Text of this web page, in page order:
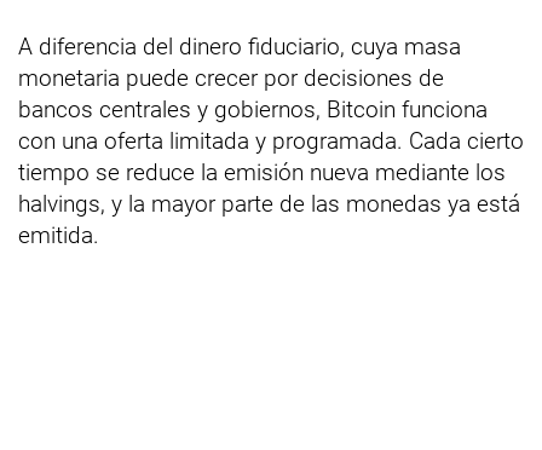
A diferencia del dinero fiduciario, cuya masa
monetaria puede crecer por decisiones de
bancos centrales y gobiernos, Bitcoin funciona
con una oferta limitada y programada. Cada cierto
tiempo se reduce la emisión nueva mediante los
halvings, y la mayor parte de las monedas ya está
emitida.